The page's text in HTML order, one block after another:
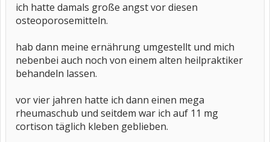
ich hatte damals große angst vor diesen
osteoporosemitteln.
hab dann meine ernährung umgestellt und mich
nebenbei auch noch von einem alten heilpraktiker
behandeln lassen.
vor vier jahren hatte ich dann einen mega
rheumaschub und seitdem war ich auf 11 mg
cortison täglich kleben geblieben.